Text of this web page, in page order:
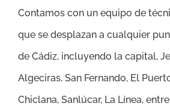
Contamos con un equipo de
que se desplazan a cualquier
de Cádiz, incluyendo la capital,
Algeciras, San Fernando, El
Chiclana, Sanlúcar, La Línea,